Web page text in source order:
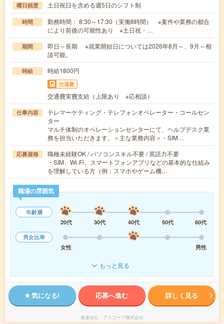
曜日頻度 土日祝日を含める週5日のシフト制
時間
勤務時間： 8:30～17:30（実働8時間） ※案件や業務の都合
により前後の可能性あり ※土日祝・…
期間
即日～長期 ※就業開始日については2026年8月～、9月～相
談可能。
時給 時給1800円
交通費
交通費実費支給（上限あり ※応相談）
仕事内容
テレマーケティング・テレフォンオペレーター・コールセン
ター
マルチ体制のオペレーションセンターにて、ヘルプデスク業
務を担当いただきます。＜主な業務内容＞・SIM…
応募資格
職種未経験OK / パソコンスキル不要 / 英語力不要
・SIM、Wi-Fi、スマートフォンアプリなどの基本的な仕組み
を理解している方（例：スマホやゲーム機…
職場の雰囲気
年齢層
20代
30代 40代 50代
60代
男女比率
女性
男性
もっと見る
気になる! 応募へ進む 詳しく見る
派遣会社 アスコープ株式会社